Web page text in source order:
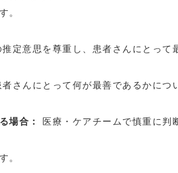
。
推定意思を尊重し、患者さんにとって
者さんにとって何が最善であるかにつ
場合：
医療・ケアチームで慎重に判
。